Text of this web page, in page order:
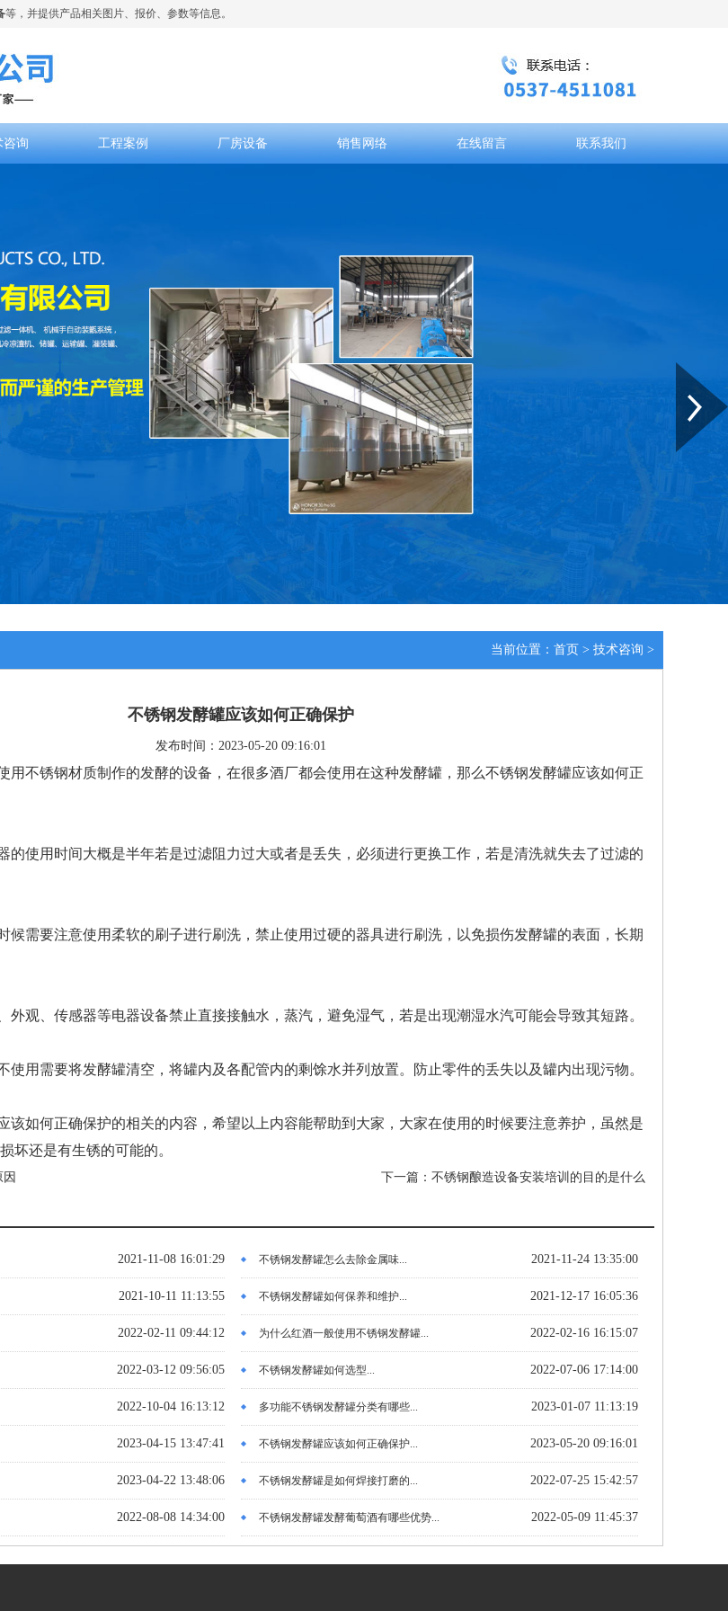
等，并提供产品相关图片、报价、参数等信息。
咨询 工程案例 厂房设备 销售网络 在线留言 联系我们
Next
当前位置： 首页 > 技术咨询 >
不锈钢发酵罐应该如何正确保护
发布时间：2023-05-20 09:16:01
用不锈钢材质制作的发酵的设备，在很多酒厂都会使用在这种发酵罐，那么不锈钢发酵罐应该如何正
的使用时间大概是半年若是过滤阻力过大或者是丢失，必须进行更换工作，若是清洗就失去了过滤的
候需要注意使用柔软的刷子进行刷洗，禁止使用过硬的器具进行刷洗，以免损伤发酵罐的表面，长期
外观、传感器等电器设备禁止直接接触水，蒸汽，避免湿气，若是出现潮湿水汽可能会导致其短路。
使用需要将发酵罐清空，将罐内及各配管内的剩馀水并列放置。防止零件的丢失以及罐内出现污物。
该如何正确保护的相关的内容，希望以上内容能帮助到大家，大家在使用的时候要注意养护，虽然是
坏还是有生锈的可能的。
下一篇： 不锈钢酿造设备安装培训的目的是什么
2021-11-08 16:01:29 2021-11-24 13:35:00
不锈钢发酵罐怎么去除金属味...
2021-10-11 11:13:55 2021-12-17 16:05:36
不锈钢发酵罐如何保养和维护...
2022-02-11 09:44:12 2022-02-16 16:15:07
为什么红酒一般使用不锈钢发酵罐...
2022-03-12 09:56:05 2022-07-06 17:14:00
不锈钢发酵罐如何选型...
2022-10-04 16:13:12 2023-01-07 11:13:19
多功能不锈钢发酵罐分类有哪些...
2023-04-15 13:47:41 2023-05-20 09:16:01
不锈钢发酵罐应该如何正确保护...
2023-04-22 13:48:06 2022-07-25 15:42:57
不锈钢发酵罐是如何焊接打磨的...
2022-08-08 14:34:00 2022-05-09 11:45:37
不锈钢发酵罐发酵葡萄酒有哪些优势...